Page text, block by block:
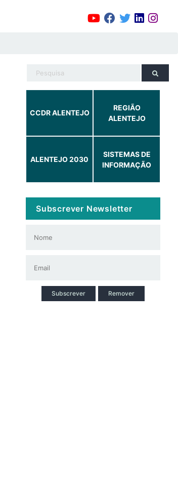
CCDR ALENTEJO
REGIÃO
ALENTEJO
ALENTEJO 2030
SISTEMAS DE
INFORMAÇÃO
Subscrever Newsletter
Subscrever Remover